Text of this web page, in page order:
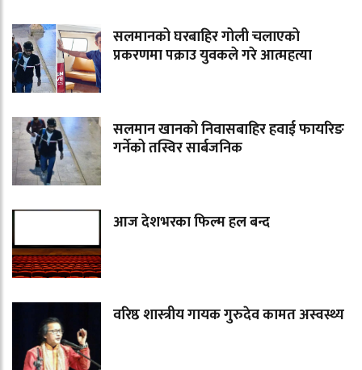
सलमानको घरबाहिर गोली चलाएको
प्रकरणमा पक्राउ युवकले गरे आत्महत्या
सलमान खानको निवासबाहिर हवाई फायरिङ
गर्नेको तस्विर सार्बजनिक
आज देशभरका फिल्म हल बन्द
वरिष्ठ शास्त्रीय गायक गुरुदेव कामत अस्वस्थ्य